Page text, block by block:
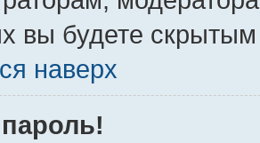
вы будете
наверх